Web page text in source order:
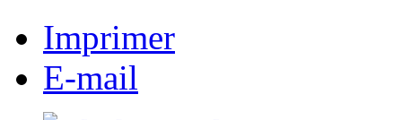
Imprimer
E-mail